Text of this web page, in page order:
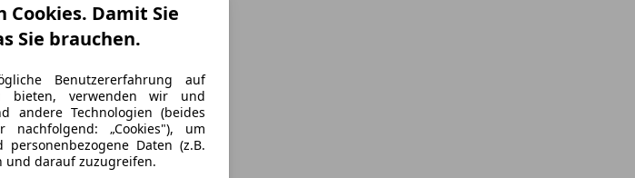
Cookies. Damit Sie
Sie brauchen.
Benutzererfahrung auf
bieten, verwenden wir und
andere Technologien (beides
nachfolgend: „Cookies"), um
Daten (z.B.
und darauf zuzugreifen.